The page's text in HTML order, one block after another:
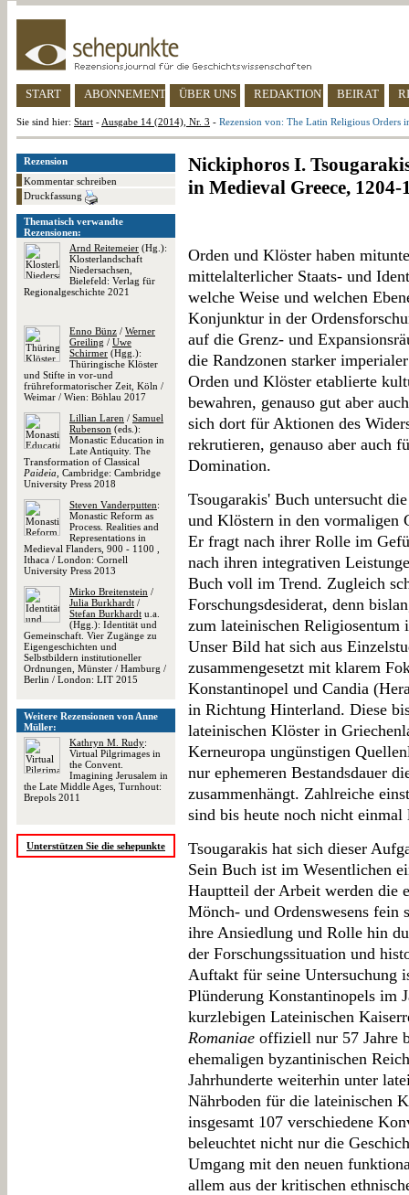
START ABONNEMENT ÜBER UNS REDAKTION BEIRAT
Sie sind hier: Start - Ausgabe 14 (2014), Nr. 3 - Rezension von: The Latin Religious Orders
Rezension
Kommentar schreiben
Druckfassung
Thematisch verwandte
Rezensionen:
Arnd Reitemeier (Hg.):
Klosterlandschaft
Niedersachsen,
Bielefeld: Verlag für
Regionalgeschichte 2021
Enno Bünz / Werner
Greiling / Uwe
Schirmer (Hgg.):
Thüringische Klöster
und Stifte in vor-und
frühreformatorischer Zeit, Köln /
Weimar / Wien: Böhlau 2017
Lillian Laren / Samuel
Rubenson (eds.):
Monastic Education in
Late Antiquity. The
Transformation of Classical
Paideia , Cambridge: Cambridge
University Press 2018
Steven Vanderputten:
Monastic Reform as
Process. Realities and
Representations in
Medieval Flanders, 900 - 1100 ,
Ithaca / London: Cornell
University Press 2013
Mirko Breitenstein /
Julia Burkhardt /
Stefan Burkhardt u.a.
(Hgg.): Identität und
Gemeinschaft. Vier Zugänge zu
Eigengeschichten und
Selbstbildern institutioneller
Ordnungen, Münster / Hamburg /
Berlin / London: LIT 2015
Weitere Rezensionen von Anne
Müller:
Kathryn M. Rudy:
Virtual Pilgrimages in
the Convent.
Imagining Jerusalem in
the Late Middle Ages, Turnhout:
Brepols 2011
Unterstützen Sie die sehepunkte
Nickiphoros I.
in Medieval Greece, 1204-
Orden und Klöster haben
mittelalterlicher Staats- und
welche Weise und welchen
Konjunktur in der
auf die Grenz- und
die Randzonen starker
Orden und Klöster etablierte
bewahren, genauso gut aber
sich dort für Aktionen des
rekrutieren, genauso aber auch
Domination.
Tsougarakis' Buch untersucht
und Klöstern in den vormaligen
Er fragt nach ihrer Rolle im
nach ihren integrativen
Buch voll im Trend. Zugleich
Forschungsdesiderat, denn
zum lateinischen Religiosentum
Unser Bild hat sich aus
zusammengesetzt mit klarem
Konstantinopel und Candia
in Richtung Hinterland. Diese
lateinischen Klöster in
Kerneuropa ungünstigen
nur ephemeren Bestandsdauer
zusammenhängt. Zahlreiche
sind bis heute noch nicht
Tsougarakis hat sich dieser
Sein Buch ist im Wesentlichen
Hauptteil der Arbeit werden die
Mönch- und Ordenswesens fein
ihre Ansiedlung und Rolle hin
der Forschungssituation und
Auftakt für seine Untersuchung
Plünderung Konstantinopels im
kurzlebigen Lateinischen
Romaniae offiziell nur 57 Jahre
ehemaligen byzantinischen
Jahrhunderte weiterhin unter
Nährboden für die lateinischen
insgesamt 107 verschiedene
beleuchtet nicht nur die
Umgang mit den neuen
allem aus der kritischen